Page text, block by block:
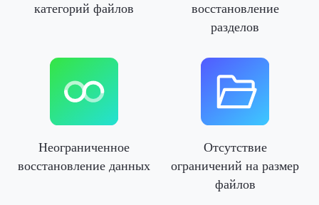
категорий файлов
восстановление
разделов
Неограниченное
восстановление данных
Отсутствие
ограничений на размер
файлов